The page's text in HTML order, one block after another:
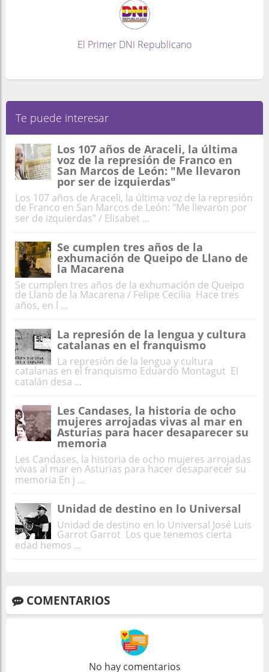
El Primer DNI Republicano
Te puede interesar
Los 107 años de Araceli, la última
voz de la represión de Franco en
San Marcos de León: "Me llevaron
por ser de izquierdas"
Los 107 años de Araceli, la última voz de la represión
de Franco en San Marcos de León: "Me llevaron por
ser de izquierdas" / Elisabet ...
Se cumplen tres años de la
exhumación de Queipo de Llano de
la Macarena
Se cumplen tres años de la exhumación de Queipo
de Llano de la Macarena / Felipe Cecilia Hace tres
años, en l ...
La represión de la lengua y cultura
catalanas en el franquismo
La represión de la lengua y cultura
catalanas en el franquismo Eduardo Montagut El
catalán desa ...
Les Candases, la historia de ocho
mujeres arrojadas vivas al mar en
Asturias para hacer desaparecer su
memoria
Les Candases, la historia de ocho mujeres arrojadas
vivas al mar en Asturias para hacer desaparecer su
memoria En j ...
Unidad de destino en lo Universal
Unidad de destino en lo Universal José Luis
Garrot Garrot Los que tenemos cierta
edad hemos ...
COMENTARIOS
No hay comentarios